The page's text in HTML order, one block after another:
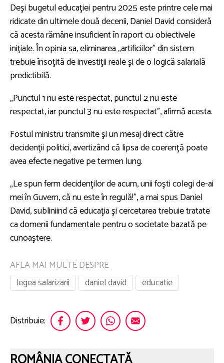
Deşi bugetul educaţiei pentru 2025 este printre cele mai
ridicate din ultimele două decenii, Daniel David consideră
că acesta rămâne insuficient în raport cu obiectivele
iniţiale. În opinia sa, eliminarea „artificiilor” din sistem
trebuie însoţită de investiţii reale şi de o logică salarială
predictibilă.
„Punctul 1 nu este respectat, punctul 2 nu este
respectat, iar punctul 3 nu este respectat", afirmă acesta.
Fostul ministru transmite şi un mesaj direct către
decidenţii politici, avertizând că lipsa de coerenţă poate
avea efecte negative pe termen lung.
„Le spun ferm decidenţilor de acum, unii foşti colegi de-ai
mei în Guvern, că nu este în regulă!", a mai spus Daniel
David, subliniind că educaţia şi cercetarea trebuie tratate
ca domenii fundamentale pentru o societate bazată pe
cunoaştere.
AFLA MAI MULTE DESPRE
legea salarizarii
daniel david educatie
Distribuie: